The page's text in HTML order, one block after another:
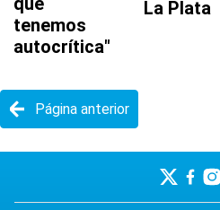
tenemos
autocrítica"
La Plata
Página anterior